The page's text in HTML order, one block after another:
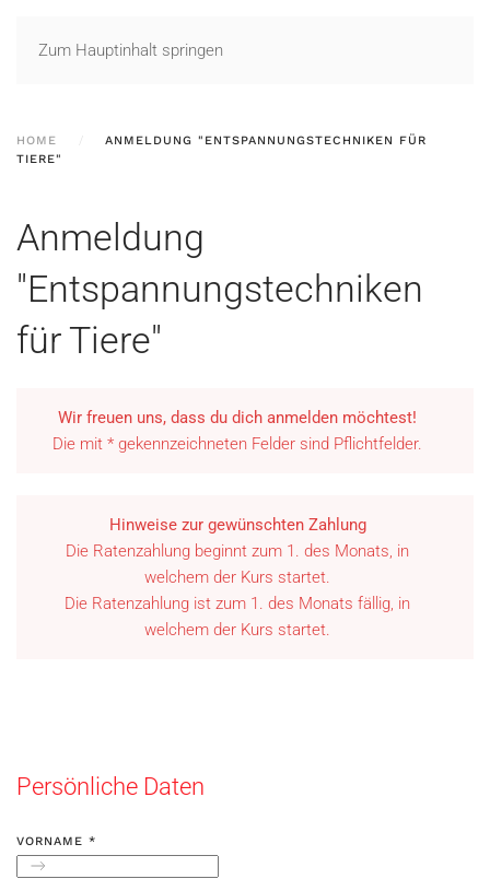
Zum Hauptinhalt springen
HOME
ANMELDUNG "ENTSPANNUNGSTECHNIKEN FÜR
TIERE"
Anmeldung
"Entspannungstechniken
für Tiere"
Wir freuen uns, dass du dich anmelden möchtest!
Die mit * gekennzeichneten Felder sind Pflichtfelder.
Hinweise zur gewünschten Zahlung
Die Ratenzahlung beginnt zum 1. des Monats, in
welchem der Kurs startet.
Die Ratenzahlung ist zum 1. des Monats fällig, in
welchem der Kurs startet.
Persönliche Daten
VORNAME *